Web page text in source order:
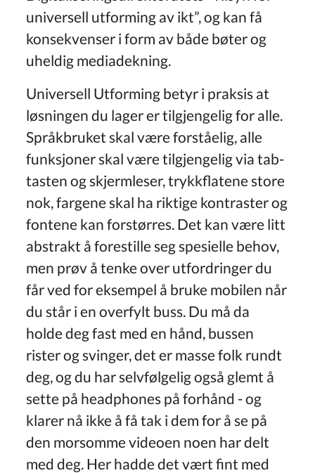
universell utforming av ikt”, og kan få
konsekvenser i form av både bøter og
uheldig mediadekning.
Universell Utforming betyr i praksis at
løsningen du lager er tilgjengelig for alle.
Språkbruket skal være forståelig, alle
funksjoner skal være tilgjengelig via tab-
tasten og skjermleser, trykkflatene store
nok, fargene skal ha riktige kontraster og
fontene kan forstørres. Det kan være litt
abstrakt å forestille seg spesielle behov,
men prøv å tenke over utfordringer du
får ved for eksempel å bruke mobilen når
du står i en overfylt buss. Du må da
holde deg fast med en hånd, bussen
rister og svinger, det er masse folk rundt
deg, og du har selvfølgelig også glemt å
sette på headphones på forhånd - og
klarer nå ikke å få tak i dem for å se på
den morsomme videoen noen har delt
med deg. Her hadde det vært fint med